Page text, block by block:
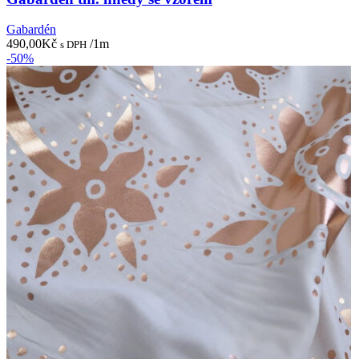
Gabardén
490,00Kč s DPH /1m
-50%